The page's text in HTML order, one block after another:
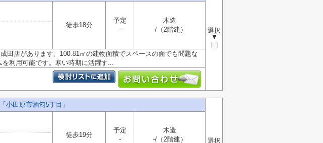
選択
▼
徒歩18分
予定
-
木造
-/（2階建）
田店があります。100.81㎡の建物面積でスペースの面でも問題な
利用可能です。寒い時期に活躍す...
小田原市酒匂5丁目」
選択
徒歩19分
予定
-
木造
-/（2階建）